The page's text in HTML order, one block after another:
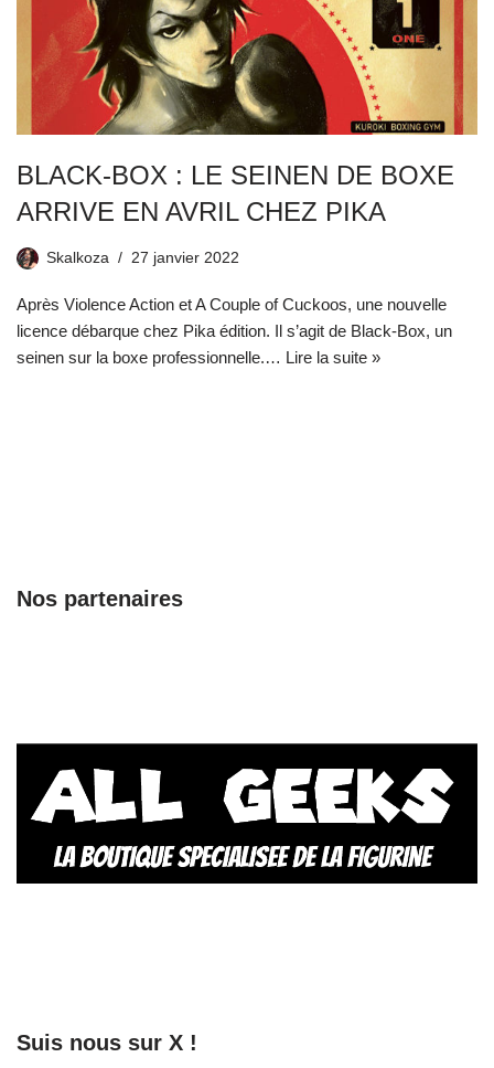
BLACK-BOX : LE SEINEN DE BOXE
ARRIVE EN AVRIL CHEZ PIKA
Skalkoza 27 janvier 2022
Après Violence Action et A Couple of Cuckoos, une nouvelle
licence débarque chez Pika édition. Il s’agit de Black-Box, un
seinen sur la boxe professionnelle.… Lire la suite »
Nos partenaires
Suis nous sur X !